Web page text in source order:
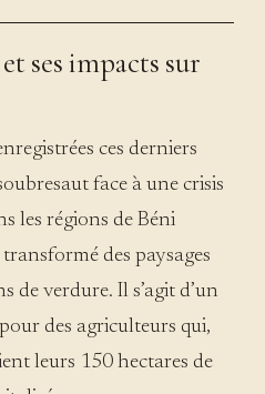
ses impacts sur
ces derniers
face à une crisis
les régions de Béni
des paysages
de verdure. Il s’agit d’un
des agriculteurs qui,
leurs 150 hectares de